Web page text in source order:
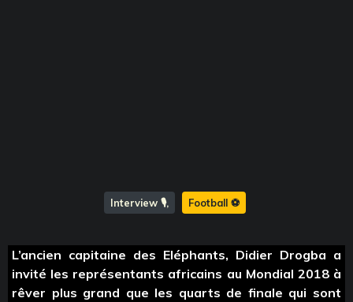
Interview 🎙️ Football ⚽️
L’ancien capitaine des Eléphants, Didier Drogba a
invité les représentants africains au Mondial 2018 à
rêver plus grand que les quarts de finale qui sont